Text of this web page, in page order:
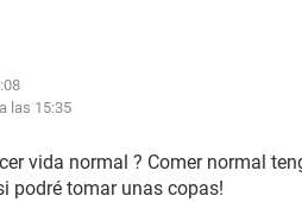
las 15:35
vida normal ? Comer normal
podré tomar unas copas!